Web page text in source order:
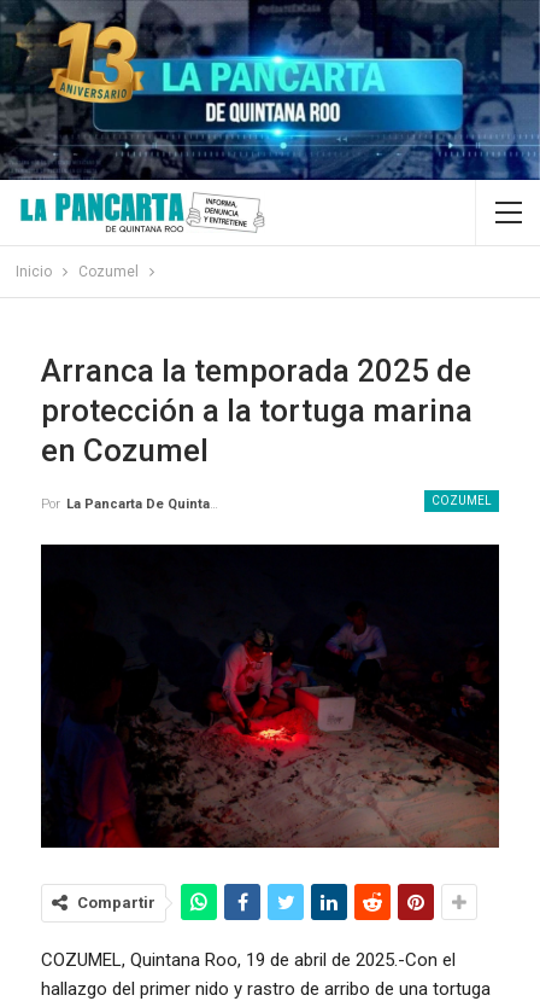
Inicio Cozumel
Arranca la temporada 2025 de
protección a la tortuga marina
en Cozumel
COZUMEL
Por La Pancarta De Quintana Roo
Compartir
COZUMEL, Quintana Roo, 19 de abril de 2025.-Con el
hallazgo del primer nido y rastro de arribo de una tortuga